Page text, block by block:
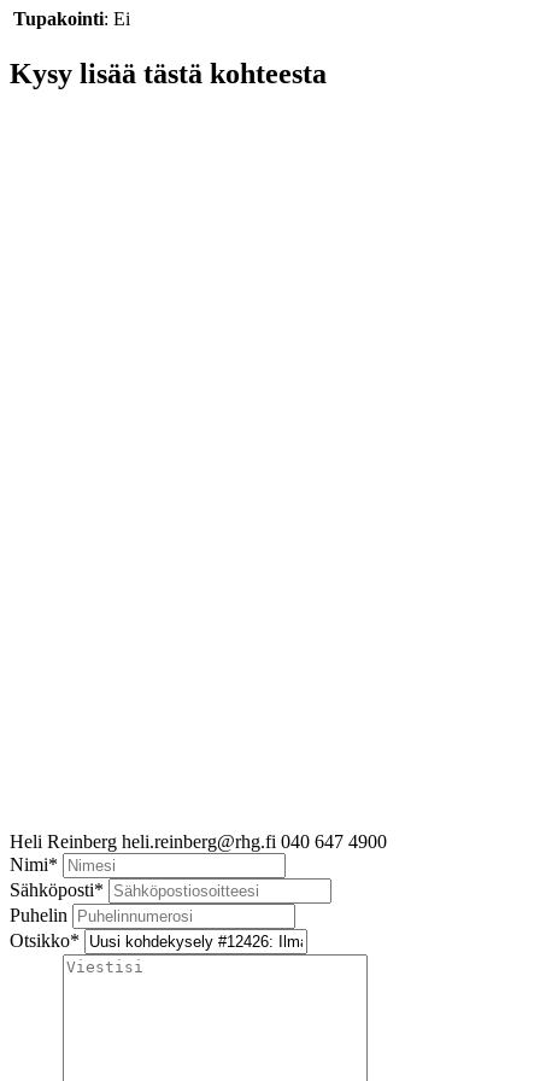
Tupakointi: Ei
Kysy lisää tästä kohteesta
Heli Reinberg heli.reinberg@rhg.fi 040 647 4900
Nimi*
Sähköposti*
Puhelin
Otsikko*